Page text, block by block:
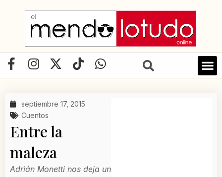
contenido
F
a
e
b
o
o
k
-
I
n
t
a
r
a
m
X
-
w
t
e
r
T
i
t
W
h
septiembre 17, 2015
Cuentos
Entre la
maleza
Adrián Monetti nos deja un